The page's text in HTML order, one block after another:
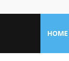
HOME